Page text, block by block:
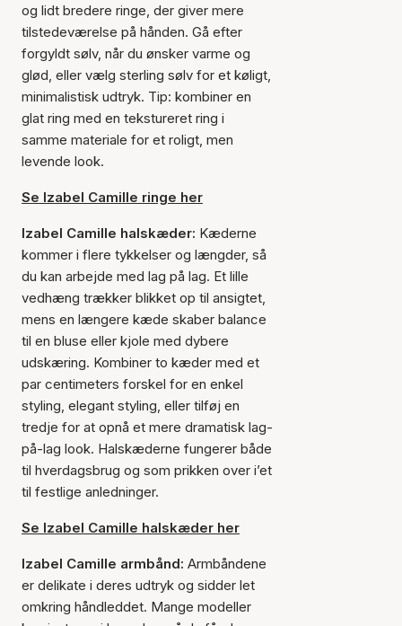
og lidt bredere ringe, der giver mere
tilstedeværelse på hånden. Gå efter
forgyldt sølv, når du ønsker varme og
glød, eller vælg sterling sølv for et køligt,
minimalistisk udtryk. Tip: kombiner en
glat ring med en tekstureret ring i
samme materiale for et roligt, men
levende look.
Se Izabel Camille ringe her
Izabel Camille halskæder: Kæderne
kommer i flere tykkelser og længder, så
du kan arbejde med lag på lag. Et lille
vedhæng trækker blikket op til ansigtet,
mens en længere kæde skaber balance
til en bluse eller kjole med dybere
udskæring. Kombiner to kæder med et
par centimeters forskel for en enkel
styling, elegant styling, eller tilføj en
tredje for at opnå et mere dramatisk lag-
på-lag look. Halskæderne fungerer både
til hverdagsbrug og som prikken over i’et
til festlige anledninger.
Se Izabel Camille halskæder her
Izabel Camille armbånd: Armbåndene
er delikate i deres udtryk og sidder let
omkring håndleddet. Mange modeller